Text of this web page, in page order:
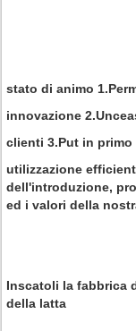
stato di animo
innovazione
clienti 3.Put in
utilizzazione
dell'introduzione,
ed i valori della
Inscatoli la fabbrica
della latta